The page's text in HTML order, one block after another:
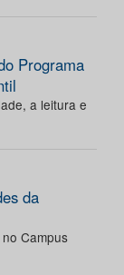
Programa
a leitura e
da
Campus